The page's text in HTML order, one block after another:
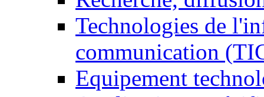
Technologies de
communication
Equipement